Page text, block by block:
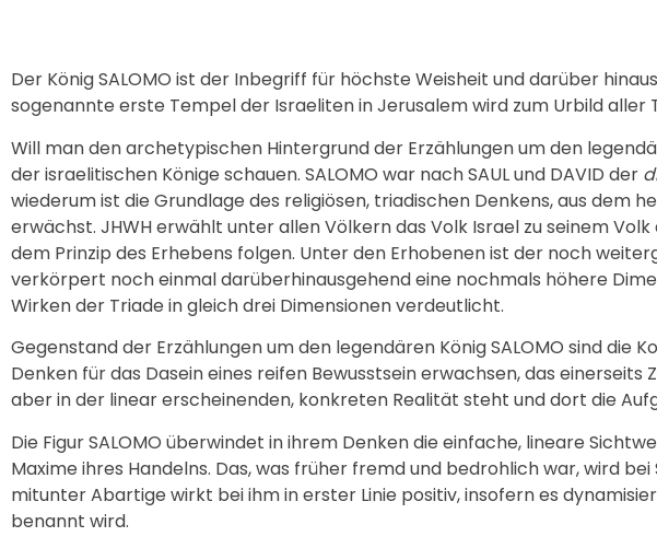
Der König SALOMO ist der Inbegriff für höchste Weisheit und darüber
sogenannte erste Tempel der Israeliten in Jerusalem wird zum Urbild aller
Will man den archetypischen Hintergrund der Erzählungen um den
der israelitischen Könige schauen. SALOMO war nach SAUL und DAVID der
wiederum ist die Grundlage des religiösen, triadischen Denkens, aus dem
erwächst. JHWH erwählt unter allen Völkern das Volk Israel zu seinem Volk
dem Prinzip des Erhebens folgen. Unter den Erhobenen ist der noch
verkörpert noch einmal darüberhinausgehend eine nochmals höhere
Wirken der Triade in gleich drei Dimensionen verdeutlicht.
Gegenstand der Erzählungen um den legendären König SALOMO sind die
Denken für das Dasein eines reifen Bewusstsein erwachsen, das
aber in der linear erscheinenden, konkreten Realität steht und dort die
Die Figur SALOMO überwindet in ihrem Denken die einfache, lineare
Maxime ihres Handelns. Das, was früher fremd und bedrohlich war, wird
mitunter Abartige wirkt bei ihm in erster Linie positiv, insofern es
benannt wird.